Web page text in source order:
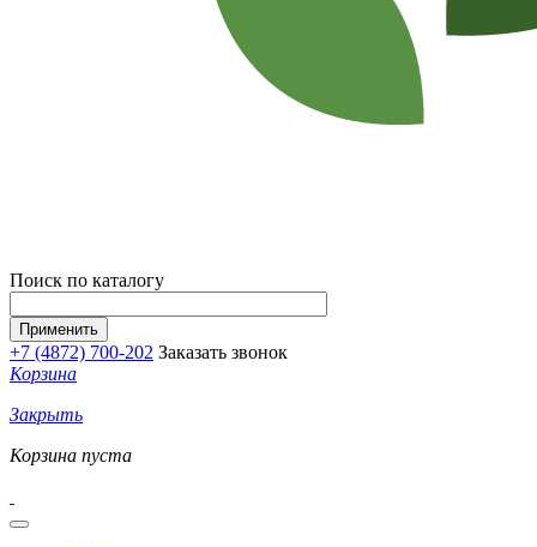
Поиск по каталогу
+7 (4872) 700-202 Заказать звонок
Корзина
Закрыть
Корзина пуста